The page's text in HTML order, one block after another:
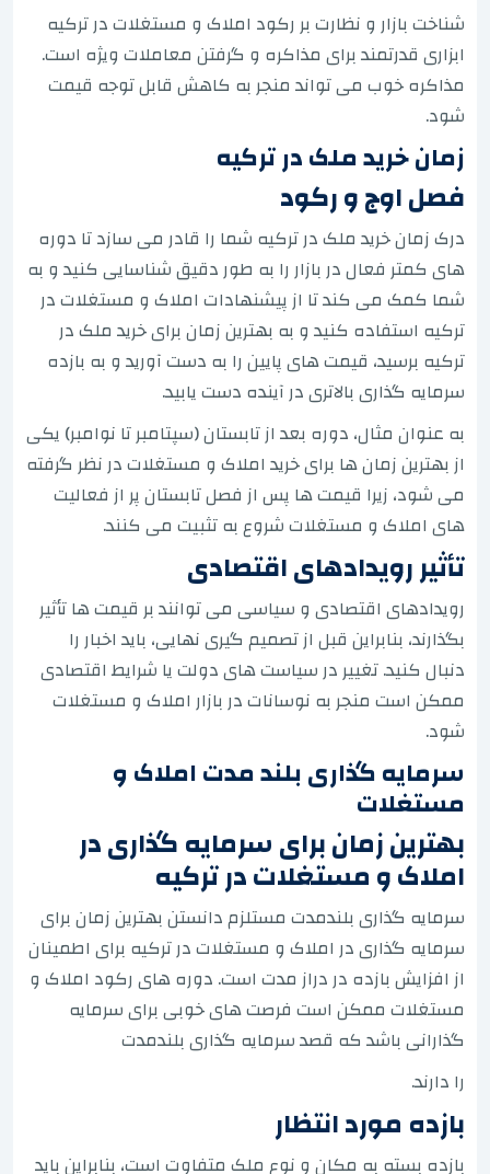
شناخت بازار و نظارت بر رکود املاک و مستغلات در ترکیه
ابزاری قدرتمند برای مذاکره و گرفتن معاملات ویژه است.
مذاکره خوب می تواند منجر به کاهش قابل توجه قیمت
شود.
زمان خرید ملک در ترکیه
فصل اوج و رکود
درک زمان خرید ملک در ترکیه شما را قادر می سازد تا دوره
های کمتر فعال در بازار را به طور دقیق شناسایی کنید و به
شما کمک می کند تا از پیشنهادات املاک و مستغلات در
ترکیه استفاده کنید و به بهترین زمان برای خرید ملک در
ترکیه برسید، قیمت های پایین را به دست آورید و به بازده
سرمایه گذاری بالاتری در آینده دست یابید.
به عنوان مثال، دوره بعد از تابستان (سپتامبر تا نوامبر) یکی
از بهترین زمان ها برای خرید املاک و مستغلات در نظر گرفته
می شود، زیرا قیمت ها پس از فصل تابستان پر از فعالیت
های املاک و مستغلات شروع به تثبیت می کنند.
تأثیر رویدادهای اقتصادی
رویدادهای اقتصادی و سیاسی می توانند بر قیمت ها تأثیر
بگذارند، بنابراین قبل از تصمیم گیری نهایی، باید اخبار را
دنبال کنید. تغییر در سیاست های دولت یا شرایط اقتصادی
ممکن است منجر به نوسانات در بازار املاک و مستغلات
شود.
سرمایه گذاری بلند مدت املاک و
مستغلات
بهترین زمان برای سرمایه گذاری در
املاک و مستغلات در ترکیه
سرمایه گذاری بلندمدت مستلزم دانستن بهترین زمان برای
سرمایه گذاری در املاک و مستغلات در ترکیه برای اطمینان
از افزایش بازده در دراز مدت است. دوره های رکود املاک و
مستغلات ممکن است فرصت های خوبی برای سرمایه
گذارانی باشد که قصد سرمایه گذاری بلندمدت
را دارند.
بازده مورد انتظار
بازده بسته به مکان و نوع ملک متفاوت است، بنابراین باید